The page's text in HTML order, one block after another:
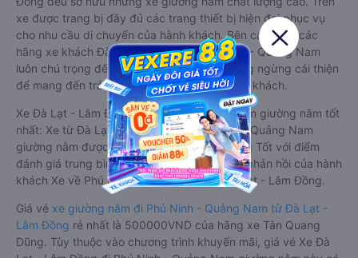
xe được trang bị đầy đủ các trang thiết bị hiện đại phục vụ
cho nhu cầu di chuyển của hành khách. Bên cạnh đó, các
hãng xe khách Đà Lạt - Lâm Đồng Phú Ninh - Quảng Nam
luôn chú trọng đến chất lượng dịch vụ, không ngừng cải thiện
để mang đến trải nghiệm hoàn hảo cho hành khách.
Xe Đà Lạt - Lâm Đồng Phú Ninh - Quảng Nam giường nằm tốt
nhất: Xe từ Đà Lạt - Lâm Đồng đi Phú Ninh - Quảng Nam
giường nằm được đánh giá chung chất lượng Tốt với điểm
đánh giá trung bình từ 3.7/5 dựa trên 2998 phản hồi của hành
khách Xe về Phú Ninh - Quảng Nam từ Đà Lạt - Lâm Đồng.
Giá vé xe giường nằm đi Phú Ninh - Quảng Nam từ Đà Lạt -
Lâm Đồng rẻ nhất là 500000VND của hãng xe Tân Quang
Dũng. Tùy thuộc vào chương trình khuyến mãi, giá vé Xe Đà